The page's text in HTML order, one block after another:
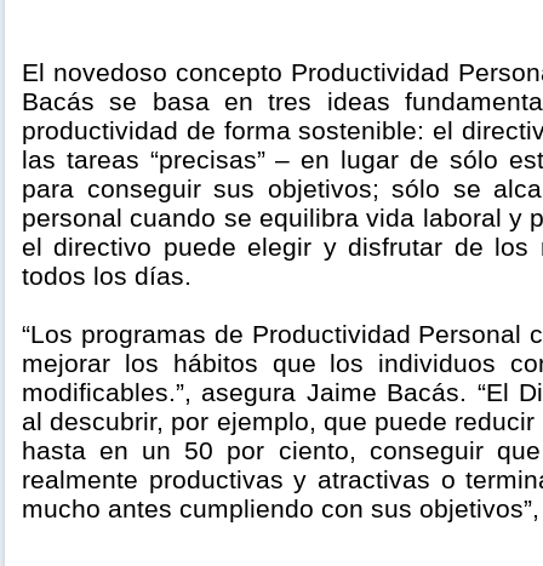
El novedoso concepto Productividad
Bacás se basa en tres ideas
productividad de forma sostenible: el
las tareas “precisas” – en lugar de sólo
para conseguir sus objetivos; sólo se
personal cuando se equilibra vida laboral y
el directivo puede elegir y disfrutar de los
todos los días.
“Los programas de Productividad Personal
mejorar los hábitos que los individuos
modificables.”, asegura Jaime Bacás. “El
al descubrir, por ejemplo, que puede
hasta en un 50 por ciento, conseguir
realmente productivas y atractivas o
mucho antes cumpliendo con sus